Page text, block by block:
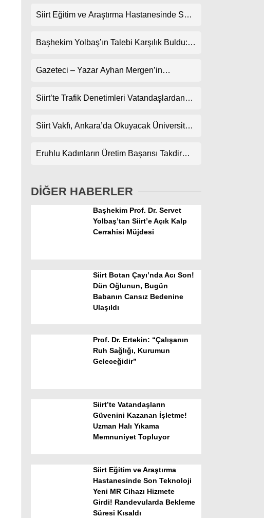
Gündem
Spor
Magazin
Instagram
Siirt Eğitim ve Araştırma Hastanesinde Son
Randevularda Bekleme Süresi Kısaldı
Başhekim Yolbaş’ın Talebi Karşılık Buldu:
Gazeteci – Yazar Ayhan Mergen’in
Kuralları”
Siirt’te Trafik Denetimleri Vatandaşlardan
Siirt Vakfı, Ankara’da Okuyacak Üniversite
Eruhlu Kadınların Üretim Başarısı Takdir
DİĞER HABERLER
Başhekim Prof. Dr. Servet
Yolbaş’tan Siirt’e Açık Kalp
Cerrahisi Müjdesi
Siirt Botan Çayı’nda Acı Son!
Dün Oğlunun, Bugün
Babanın Cansız Bedenine
Ulaşıldı
Prof. Dr. Ertekin: “Çalışanın
Ruh Sağlığı, Kurumun
Geleceğidir”
Siirt’te Vatandaşların
Güvenini Kazanan İşletme!
Uzman Halı Yıkama
Memnuniyet Topluyor
Siirt Eğitim ve Araştırma
Hastanesinde Son Teknoloji
Yeni MR Cihazı Hizmete
Girdi! Randevularda Bekleme
Süresi Kısaldı